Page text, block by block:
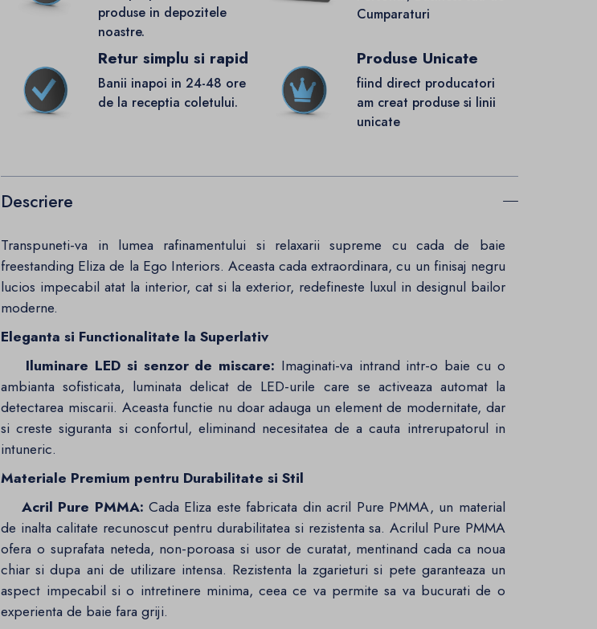
produse in depozitele
noastre.
Cumparaturi
Retur simplu si rapid
Banii inapoi in 24-48 ore
de la receptia coletului.
Produse Unicate
fiind direct producatori
am creat produse si linii
unicate
Descriere
Transpuneti-va in lumea rafinamentului si relaxarii supreme cu cada de baie
freestanding Eliza de la Ego Interiors. Aceasta cada extraordinara, cu un finisaj negru
lucios impecabil atat la interior, cat si la exterior, redefineste luxul in designul bailor
moderne.
Eleganta si Functionalitate la Superlativ
Iluminare LED si senzor de miscare: Imaginati-va intrand intr-o baie cu o
ambianta sofisticata, luminata delicat de LED-urile care se activeaza automat la
detectarea miscarii. Aceasta functie nu doar adauga un element de modernitate, dar
si creste siguranta si confortul, eliminand necesitatea de a cauta intrerupatorul in
intuneric.
Materiale Premium pentru Durabilitate si Stil
Acril Pure PMMA: Cada Eliza este fabricata din acril Pure PMMA, un material
de inalta calitate recunoscut pentru durabilitatea si rezistenta sa. Acrilul Pure PMMA
ofera o suprafata neteda, non-poroasa si usor de curatat, mentinand cada ca noua
chiar si dupa ani de utilizare intensa. Rezistenta la zgarieturi si pete garanteaza un
aspect impecabil si o intretinere minima, ceea ce va permite sa va bucurati de o
experienta de baie fara griji.